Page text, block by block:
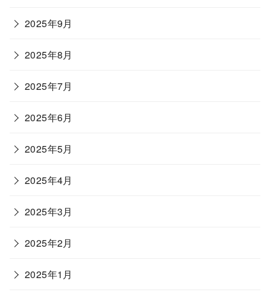
2025年9月
2025年8月
2025年7月
2025年6月
2025年5月
2025年4月
2025年3月
2025年2月
2025年1月